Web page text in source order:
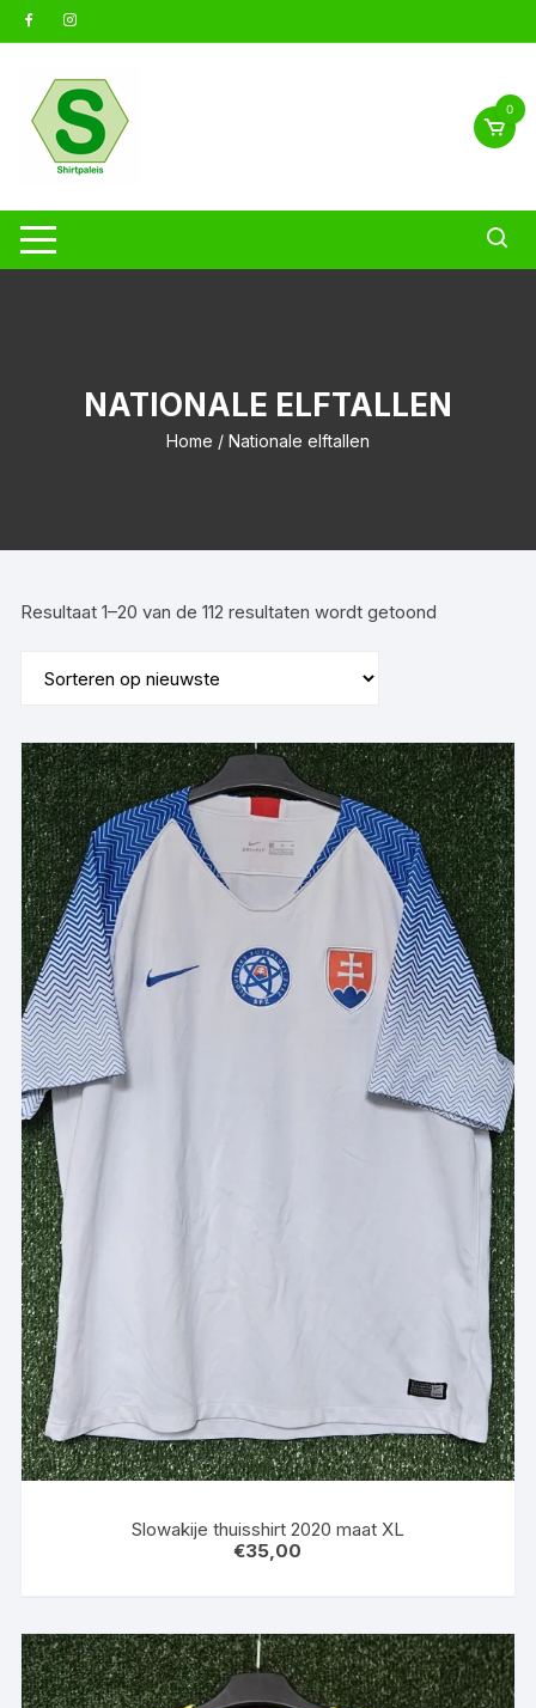
naar
0
NATIONALE ELFTALLEN
Home / Nationale elftallen
Resultaat 1–20 van de 112 resultaten wordt getoond
Slowakije thuisshirt 2020 maat XL
€35,00